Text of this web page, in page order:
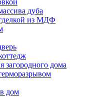
дуба
из МДФ
загородного дома
дом